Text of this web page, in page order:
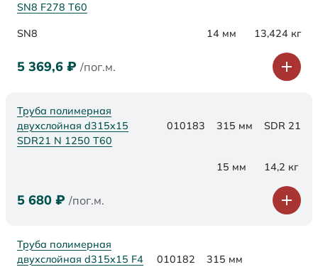
SN8 F278 Т60
SN8 14 мм 13,424 кг
5 369,6 ₽ /пог.м.
Труба полимерная
двухслойная d315x15
SDR21 N 1250 Т60
010183 315 мм SDR 21
15 мм 14,2 кг
5 680 ₽ /пог.м.
Труба полимерная
двухслойная d315x15 F4
010182 315 мм